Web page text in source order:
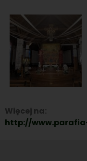
Więcej na:
http://